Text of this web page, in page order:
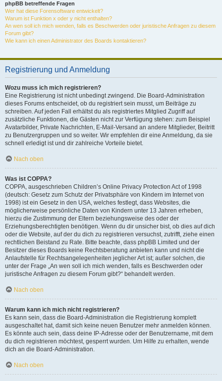
phpBB betreffende Fragen
Wer hat diese Forensoftware entwickelt?
Warum ist Funktion x oder y nicht enthalten?
An wen soll ich mich wenden, falls es Beschwerden oder juristische Anfragen zu diesem
Forum gibt?
Wie kann ich einen Administrator des Boards kontaktieren?
Registrierung und Anmeldung
Wozu muss ich mich registrieren?
Eine Registrierung ist nicht unbedingt zwingend. Die Board-Administration
dieses Forums entscheidet, ob du registriert sein musst, um Beiträge zu
schreiben. Auf jeden Fall erhältst du als registriertes Mitglied Zugriff auf
zusätzliche Funktionen, die Gästen nicht zur Verfügung stehen: zum Beispiel
Avatarbilder, Private Nachrichten, E-Mail-Versand an andere Mitglieder, Beitritt
zu Benutzergruppen und so weiter. Wir empfehlen dir eine Anmeldung, da sie
schnell erledigt ist und dir zahlreiche Vorteile bietet.
Nach oben
Was ist COPPA?
COPPA, ausgeschrieben Children’s Online Privacy Protection Act of 1998
(deutsch: Gesetz zum Schutz der Privatsphäre von Kindern im Internet von
1998) ist ein Gesetz in den USA, welches festlegt, dass Websites, die
möglicherweise persönliche Daten von Kindern unter 13 Jahren erheben,
hierzu die Zustimmung der Eltern beziehungsweise des oder der
Erziehungsberechtigten benötigen. Wenn du dir unsicher bist, ob dies auf dich
oder die Website, auf der du dich zu registrieren versuchst, zutrifft, ziehe einen
rechtlichen Beistand zu Rate. Bitte beachte, dass phpBB Limited und der
Besitzer dieses Boards keine Rechtsberatung anbieten kann und nicht die
Anlaufstelle für Rechtsangelegenheiten jeglicher Art ist; außer solchen, die
unter der Frage „An wen soll ich mich wenden, falls es Beschwerden oder
juristische Anfragen zu diesem Forum gibt?“ behandelt werden.
Nach oben
Warum kann ich mich nicht registrieren?
Es kann sein, dass die Board-Administration die Registrierung komplett
ausgeschaltet hat, damit sich keine neuen Benutzer mehr anmelden können.
Es könnte auch sein, dass deine IP-Adresse oder der Benutzername, mit dem
du dich registrieren möchtest, gesperrt wurden. Um Hilfe zu erhalten, wende
dich an die Board-Administration.
Nach oben